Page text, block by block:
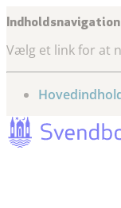
Indholdsnavigation
Vælg et link for at
gå til